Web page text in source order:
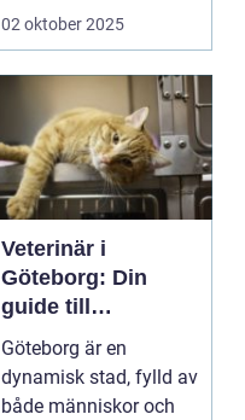
02 oktober 2025
Veterinär i
Göteborg: Din
guide till
djursjukvård
Göteborg är en
dynamisk stad, fylld av
både människor och